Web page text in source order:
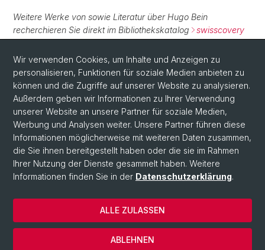
Weitere Werke von sowie Literatur über Hugo Bein
recherchieren Sie direkt im Bibliothekskatalog
swisscovery
Basel.
Normdaten
GND: 1089852037
Wir verwenden Cookies, um Inhalte und Anzeigen zu
personalisieren, Funktionen für soziale Medien anbieten zu
können und die Zugriffe auf unserer Website zu analysieren.
Außerdem geben wir Informationen zu Ihrer Verwendung
unserer Website an unsere Partner für soziale Medien,
Werbung und Analysen weiter. Unsere Partner führen diese
Informationen möglicherweise mit weiteren Daten zusammen,
die Sie ihnen bereitgestellt haben oder die sie im Rahmen
Ihrer Nutzung der Dienste gesammelt haben. Weitere
Informationen finden Sie in der Datenschutzerklärung.
ABLEHNEN
ALLE ZULASSEN